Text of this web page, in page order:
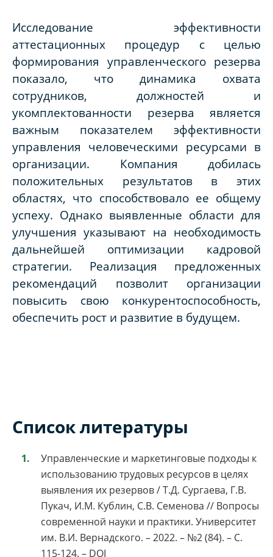
Исследование эффективности
аттестационных процедур с целью
формирования управленческого резерва
показало, что динамика охвата
сотрудников, должностей и
укомплектованности резерва является
важным показателем эффективности
управления человеческими ресурсами в
организации. Компания добилась
положительных результатов в этих
областях, что способствовало ее общему
успеху. Однако выявленные области для
улучшения указывают на необходимость
дальнейшей оптимизации кадровой
стратегии. Реализация предложенных
рекомендаций позволит организации
повысить свою конкурентоспособность,
обеспечить рост и развитие в будущем.
Список литературы
Управленческие и маркетинговые подходы к
использованию трудовых ресурсов в целях
выявления их резервов / Т.Д. Сургаева, Г.В.
Пукач, И.М. Кублин, С.В. Семенова // Вопросы
современной науки и практики. Университет
им. В.И. Вернадского. – 2022. – №2 (84). – С.
115-124. – DOI